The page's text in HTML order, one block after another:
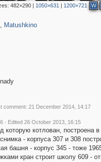
482×290| 1050×631 | 1200×721 W
, Matushkino
comment: 21 December 2014, 14:17
· Edited 26 October 2013, 16:15
которую котлован, построена в
- корпуса 307 и 308
башня - корпус 345 - тоже
кран строит школу 609 -